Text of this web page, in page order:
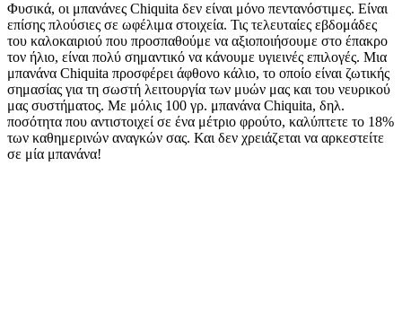
Φυσικά, οι μπανάνες Chiquita δεν είναι μόνο πεντανόστιμες. Είναι
επίσης πλούσιες σε ωφέλιμα στοιχεία. Τις τελευταίες εβδομάδες
του καλοκαιριού που προσπαθούμε να αξιοποιήσουμε στο έπακρο
τον ήλιο, είναι πολύ σημαντικό να κάνουμε υγιεινές επιλογές. Μια
μπανάνα Chiquita προσφέρει άφθονο κάλιο, το οποίο είναι ζωτικής
σημασίας για τη σωστή λειτουργία των μυών μας και του νευρικού
μας συστήματος. Με μόλις 100 γρ. μπανάνα Chiquita, δηλ.
ποσότητα που αντιστοιχεί σε ένα μέτριο φρούτο, καλύπτετε το 18%
των καθημερινών αναγκών σας. Και δεν χρειάζεται να αρκεστείτε
σε μία μπανάνα!